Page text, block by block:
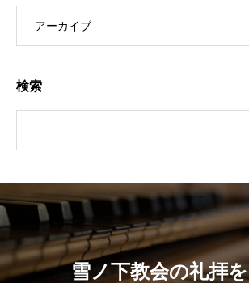
アーカイブ
検索
雪ノ下教会の礼拝を